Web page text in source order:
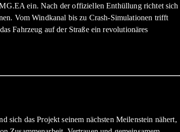
ein. Nach der offiziellen Enthüllung richtet sich
Vom Windkanal bis zu Crash‑Simulationen trifft
Fahrzeug auf der Straße ein revolutionäres
sich das Projekt seinem nächsten Meilenstein nähert,